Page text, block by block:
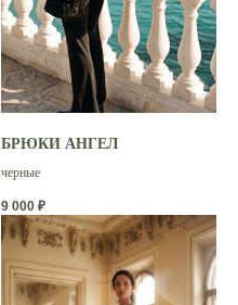
БРЮКИ АНГЕЛ
черные
9 000 ₽